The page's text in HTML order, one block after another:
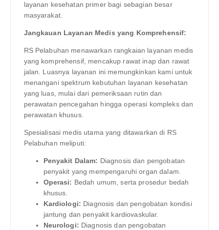
layanan kesehatan primer bagi sebagian besar
masyarakat.
Jangkauan Layanan Medis yang Komprehensif:
RS Pelabuhan menawarkan rangkaian layanan medis
yang komprehensif, mencakup rawat inap dan rawat
jalan. Luasnya layanan ini memungkinkan kami untuk
menangani spektrum kebutuhan layanan kesehatan
yang luas, mulai dari pemeriksaan rutin dan
perawatan pencegahan hingga operasi kompleks dan
perawatan khusus.
Spesialisasi medis utama yang ditawarkan di RS
Pelabuhan meliputi:
Penyakit Dalam: Diagnosis dan pengobatan
penyakit yang mempengaruhi organ dalam.
Operasi: Bedah umum, serta prosedur bedah
khusus.
Kardiologi: Diagnosis dan pengobatan kondisi
jantung dan penyakit kardiovaskular.
Neurologi: Diagnosis dan pengobatan